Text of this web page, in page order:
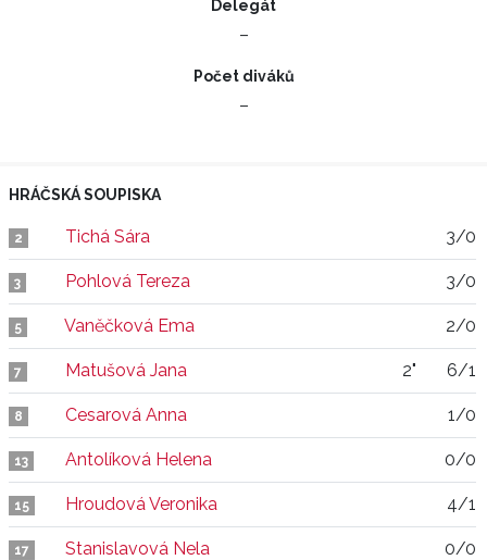
Delegát
–
Počet diváků
–
HRÁČSKÁ SOUPISKA
2 Tichá Sára 3/0
3 Pohlová Tereza 3/0
5 Vaněčková Ema 2/0
7 Matušová Jana 2" 6/1
8 Cesarová Anna 1/0
13 Antolíková Helena 0/0
15 Hroudová Veronika 4/1
17 Stanislavová Nela 0/0